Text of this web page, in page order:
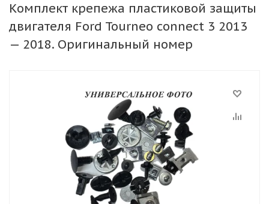
Комплект крепежа пластиковой защиты
двигателя Ford Tourneo connect 3 2013
— 2018. Оригинальный номер